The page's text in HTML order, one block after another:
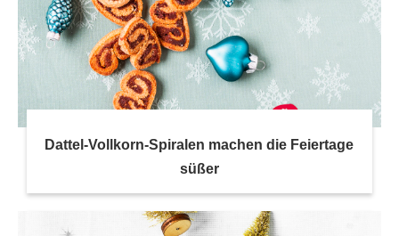
Dattel-Vollkorn-Spiralen machen die Feiertage
süßer